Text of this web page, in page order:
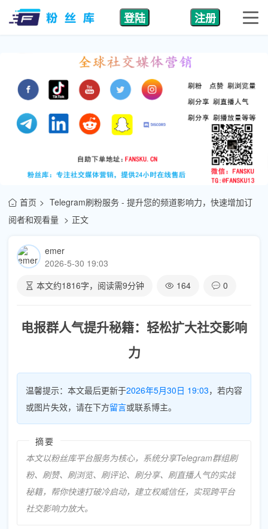
登陆 注册
首页
Telegram刷粉服务 - 提升您的频道影响力，快速增加订
阅者和观看量
正文
emer
2026-5-30 19:03
本文约1816字，阅读需9分钟 164 0
电报群人气提升秘籍：轻松扩大社交影响
力
温馨提示：本文最后更新于2026年5月30日 19:03，若内容
或图片失效，请在下方留言或联系博主。
摘要
本文以粉丝库平台服务为核心，系统分享Telegram群组刷
粉、刷赞、刷浏览、刷评论、刷分享、刷直播人气的实战
秘籍，帮你快速打破冷启动，建立权威信任，实现跨平台
社交影响力放大。